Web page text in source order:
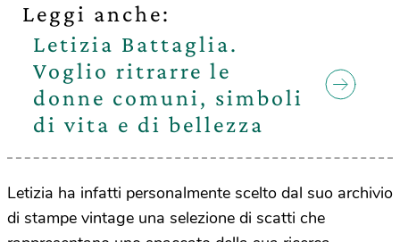
Leggi anche:
Letizia Battaglia.
Voglio ritrarre le
donne comuni, simboli
di vita e di bellezza
Letizia ha infatti personalmente scelto dal suo archivio
di stampe vintage una selezione di scatti che